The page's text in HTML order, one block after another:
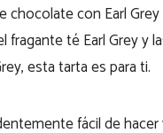
chocolate con Earl
fragante té Earl Grey y
esta tarta es para ti.
fácil de